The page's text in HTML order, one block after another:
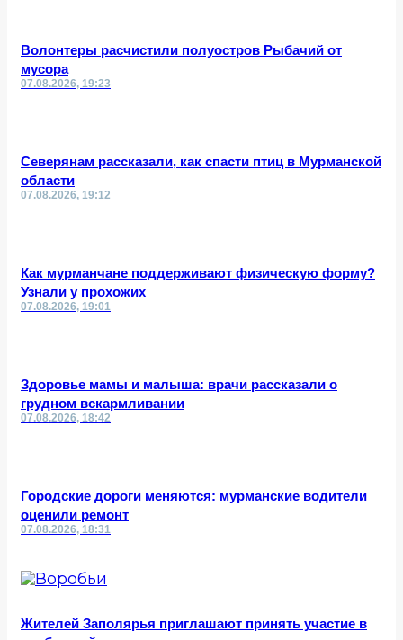
Волонтеры расчистили полуостров Рыбачий от
мусора
07.08.2026, 19:23
Северянам рассказали, как спасти птиц в Мурманской
области
07.08.2026, 19:12
Как мурманчане поддерживают физическую форму?
Узнали у прохожих
07.08.2026, 19:01
Здоровье мамы и малыша: врачи рассказали о
грудном вскармливании
07.08.2026, 18:42
Городские дороги меняются: мурманские водители
оценили ремонт
07.08.2026, 18:31
Жителей Заполярья приглашают принять участие в